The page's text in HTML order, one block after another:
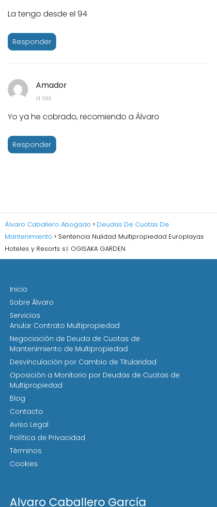
La tengo desde el 94
Responder
Amador
a las
Yo ya he cobrado, recomiendo a Álvaro
Responder
Álvaro Caballero Abogado
Deudas De Cuotas De
Mantenimiento
Sentencia Nulidad Multipropiedad Europlayas
Hoteles y Resorts s.l. OGISAKA GARDEN
Inicio
Sobre Álvaro
Servicios
Anular Contrato Multipropiedad
Negociación de Deuda de Cuotas de
Mantenimiento de Multipropiedad
Desvinculación por Cambio de Titularidad
Oposición a Monitorio por Deudas de Cuotas de
Multipropiedad
Blog
Contacto
Aviso Legal
Política de Privacidad
Términos
Cookies
Alvaro Caballero García